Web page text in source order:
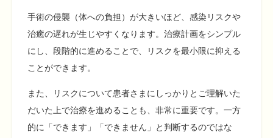
手術の侵襲（体への負担）が大きいほど、感染リスクや
治癒の遅れが生じやすくなります。治療計画をシンプル
にし、段階的に進めることで、リスクを最小限に抑える
ことができます。
また、リスクについて患者さまにしっかりとご理解いた
だいた上で治療を進めることも、非常に重要です。一方
的に「できます」「できません」と判断するのではな